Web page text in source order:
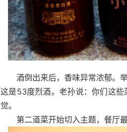
酒倒出来后，香味异常浓郁。
这是53度烈酒。老孙说：你们这
觉。
第二道菜开始切入主题，餐厅